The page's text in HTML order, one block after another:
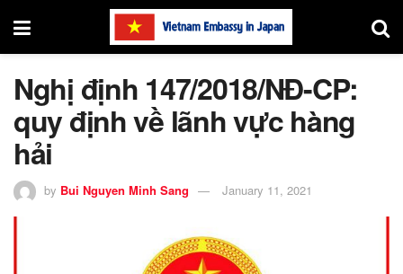
Nghị định 147/2018/NĐ-CP:
quy định về lãnh vực hàng
hải
by Bui Nguyen Minh Sang January 11, 2021